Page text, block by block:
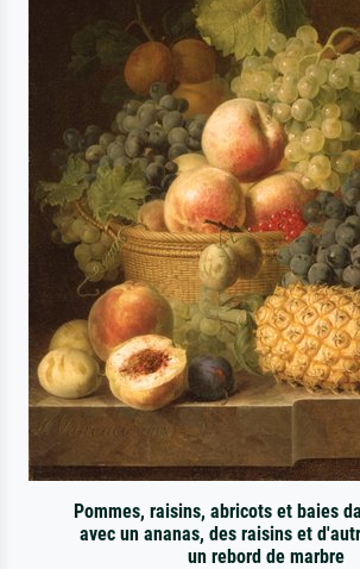
Pommes, raisins, abricots et baies
avec un ananas, des raisins et
un rebord de marbre